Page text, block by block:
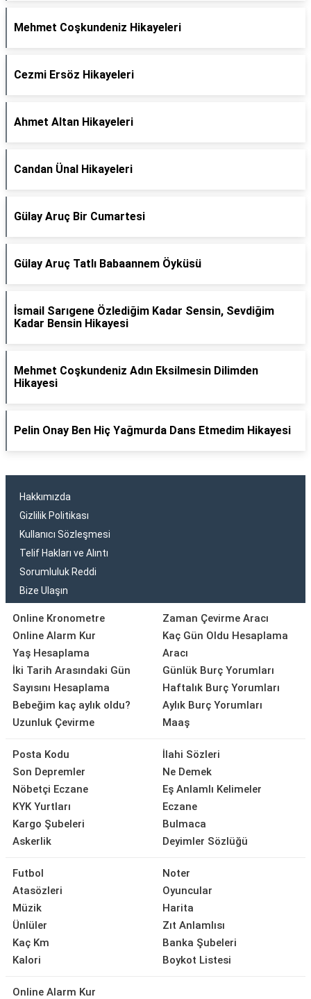
Mehmet Coşkundeniz Hikayeleri
Cezmi Ersöz Hikayeleri
Ahmet Altan Hikayeleri
Candan Ünal Hikayeleri
Gülay Aruç Bir Cumartesi
Gülay Aruç Tatlı Babaannem Öyküsü
İsmail Sarıgene Özlediğim Kadar Sensin, Sevdiğim
Kadar Bensin Hikayesi
Mehmet Coşkundeniz Adın Eksilmesin Dilimden
Hikayesi
Pelin Onay Ben Hiç Yağmurda Dans Etmedim Hikayesi
Hakkımızda
Gizlilik Politikası
Kullanıcı Sözleşmesi
Telif Hakları ve Alıntı
Sorumluluk Reddi
Bize Ulaşın
Online Kronometre
Online Alarm Kur
Yaş Hesaplama
İki Tarih Arasındaki Gün
Sayısını Hesaplama
Bebeğim kaç aylık oldu?
Uzunluk Çevirme
Zaman Çevirme Aracı
Kaç Gün Oldu Hesaplama
Aracı
Günlük Burç Yorumları
Haftalık Burç Yorumları
Aylık Burç Yorumları
Maaş
Posta Kodu
Son Depremler
Nöbetçi Eczane
KYK Yurtları
Kargo Şubeleri
Askerlik
İlahi Sözleri
Ne Demek
Eş Anlamlı Kelimeler
Eczane
Bulmaca
Deyimler Sözlüğü
Futbol
Atasözleri
Müzik
Ünlüler
Kaç Km
Kalori
Noter
Oyuncular
Harita
Zıt Anlamlısı
Banka Şubeleri
Boykot Listesi
Online Alarm Kur